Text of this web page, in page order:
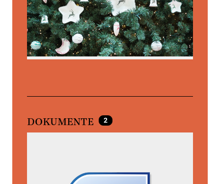
DOKUMENTE 2